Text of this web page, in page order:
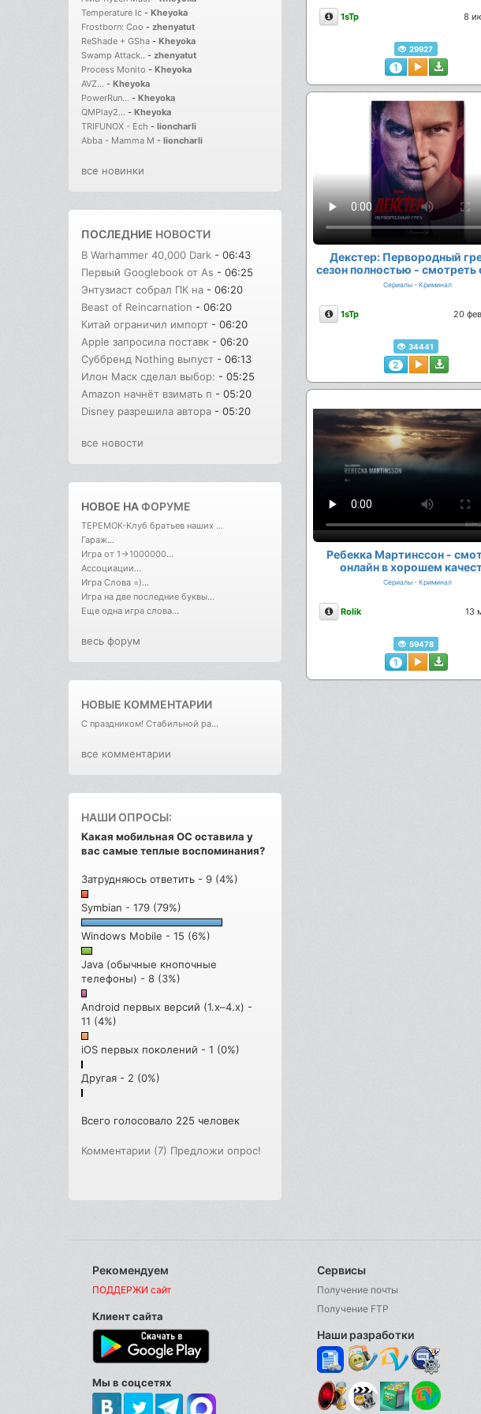
Temperature Ic - Kheyoka
Frostborn: Coo - zhenyatut
ReShade + GSha - Kheyoka
Swamp Attack.. - zhenyatut
Process Monito - Kheyoka
AVZ... - Kheyoka
PowerRun... - Kheyoka
QMPlay2... - Kheyoka
TRIFUNOX - Ech - lioncharli
Abba - Mamma M - lioncharli
все новинки
ПОСЛЕДНИЕ НОВОСТИ
В Warhammer 40,000 Dark - 06:43
Первый Googlebook от As - 06:25
Энтузиаст собрал ПК на - 06:20
Beast of Reincarnation - 06:20
Китай ограничил импорт - 06:20
Apple запросила поставк - 06:20
Суббренд Nothing выпуст - 06:13
Илон Маск сделал выбор: - 05:25
Amazon начнёт взимать п - 05:20
Disney разрешила автора - 05:20
все новости
НОВОЕ НАФОРУМЕ
ТЕРЕМОК-Клуб братьев наших ...
Гараж...
Игра от 1->1000000...
Ассоциации...
Игра Слова =)...
Игра на две последние буквы...
Еще одна игра слова...
весь форум
НОВЫЕ КОММЕНТАРИИ
С праздником! Стабильной ра...
все комментарии
НАШИ ОПРОСЫ:
Какая мобильная ОС оставила у
вас самые теплые воспоминания?
Затрудняюсь ответить - 9 (4%)
Symbian - 179 (79%)
Windows Mobile - 15 (6%)
Java (обычные кнопочные
телефоны) - 8 (3%)
Android первых версий (1.x–4.x) -
11 (4%)
iOS первых поколений - 1 (0%)
Другая - 2 (0%)
Всего голосовало 225 человек
Комментарии (7) Предложи опрос!
Описание
1sTp 8
29927
1
Декстер: Первородный
сезон полностью - смотреть
в хорошем качестве
Сериалы - Криминал
Описание
1sTp
34441
2
Ребекка Мартинссон -
онлайн в хорошем
Сериалы - Криминал
Описание
Rolik 13
59478
1
Рекомендуем
ПОДДЕРЖИ сайт
Клиент сайта
Мы в соцсетях
Сервисы
Получение почты
Получение FTP
Наши разработки